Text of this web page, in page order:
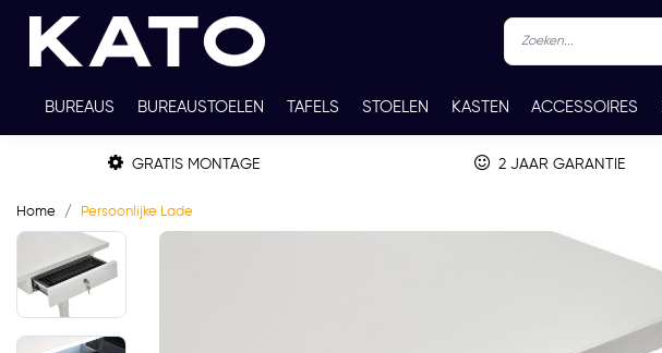
BUREAUS BUREAUSTOELEN TAFELS STOELEN KASTEN ACCESSOIRES
TWEEDEHANDS THUISWERKPLEKKEN WERKBLADKLEUREN CONTACT
GRATIS MONTAGE 2 JAAR GARANTIE
Home Persoonlijke Lade